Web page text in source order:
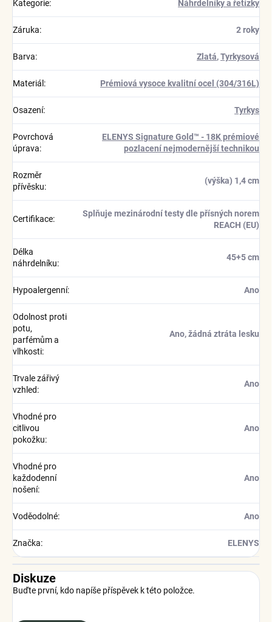
Kategorie: Náhrdelníky a řetízky
Záruka: 2 roky
Barva: Zlatá,Tyrkysová
Materiál : Prémiová vysoce kvalitní ocel (304/316L)
Osazení: Tyrkys
Povrchová
úprava:
ELENYS Signature Gold™ - 18K prémiové
pozlacení nejmodernější technikou
Rozměr
přívěsku:
(výška) 1,4 cm
Certifikace:
Splňuje mezinárodní testy dle přísných norem
REACH (EU)
Délka
náhrdelníku:
45+5 cm
Hypoalergenní: Ano
Odolnost proti
potu,
parfémům a
vlhkosti:
Ano, žádná ztráta lesku
Trvale zářivý
vzhled:
Ano
Vhodné pro
citlivou
pokožku:
Ano
Vhodné pro
každodenní
nošení:
Ano
Voděodolné: Ano
Značka: ELENYS
Diskuze
Buďte první, kdo napíše příspěvek k této položce.